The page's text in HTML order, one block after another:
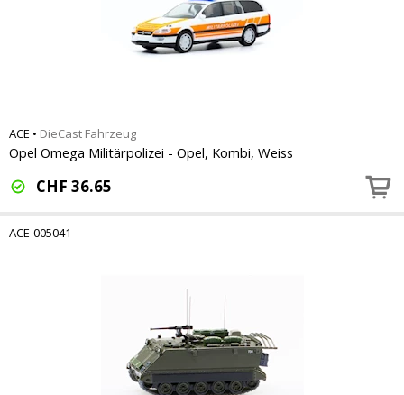
ACE • DieCast Fahrzeug
Opel Omega Militärpolizei - Opel, Kombi, Weiss
CHF 36.65
ACE-005041